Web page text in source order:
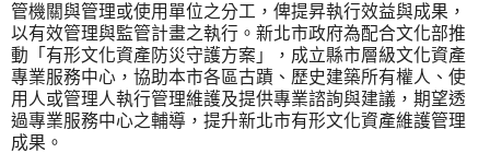
管機關與管理或使用單位之分工，俾提昇執行效益與成果，
以有效管理與監管計畫之執行。新北市政府為配合文化部推
動「有形文化資產防災守護方案」，成立縣市層級文化資產
專業服務中心，協助本市各區古蹟、歷史建築所有權人、使
用人或管理人執行管理維護及提供專業諮詢與建議，期望透
過專業服務中心之輔導，提升新北市有形文化資產維護管理
成果。